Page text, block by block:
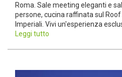
Roma. Sale meeting eleganti e
persone, cucina raffinata sul Roof
Imperiali. Vivi un'esperienza
Leggi tutto